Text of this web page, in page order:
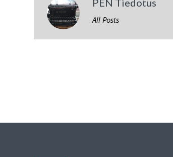
PEN Tiedotus
All Posts